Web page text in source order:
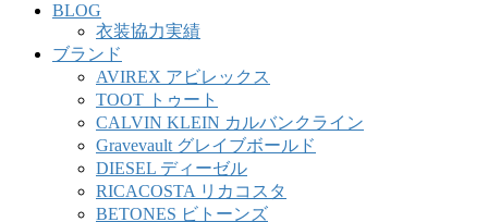
BLOG
衣装協力実績
ブランド
AVIREX アビレックス
TOOT トゥート
CALVIN KLEIN カルバンクライン
Gravevault グレイブボールド
DIESEL ディーゼル
RICACOSTA リカコスタ
BETONES ビトーンズ